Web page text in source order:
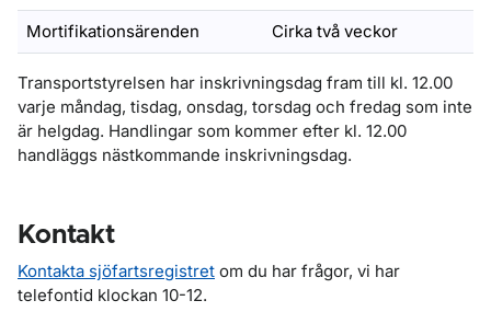
Mortifikationsärenden Cirka två veckor
Transportstyrelsen har inskrivningsdag fram till kl. 12.00
varje måndag, tisdag, onsdag, torsdag och fredag som inte
är helgdag. Handlingar som kommer efter kl. 12.00
handläggs nästkommande inskrivningsdag.
Kontakt
Kontakta sjöfartsregistret om du har frågor, vi har
telefontid klockan 10-12.